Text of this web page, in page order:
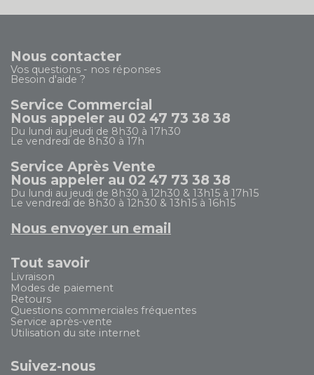
Nous contacter
Vos questions - nos réponses
Besoin d'aide ?
Service Commercial
Nous appeler au 02 47 73 38 38
Du lundi au jeudi de 8h30 à 17h30
Le vendredi de 8h30 à 17h
Service Après Vente
Nous appeler au 02 47 73 38 38
Du lundi au jeudi de 8h30 à 12h30 & 13h15 à 17h15
Le vendredi de 8h30 à 12h30 & 13h15 à 16h15
Nous envoyer un email
Tout savoir
Livraison
Modes de paiement
Retours
Questions commerciales fréquentes
Service après-vente
Utilisation du site internet
Suivez-nous